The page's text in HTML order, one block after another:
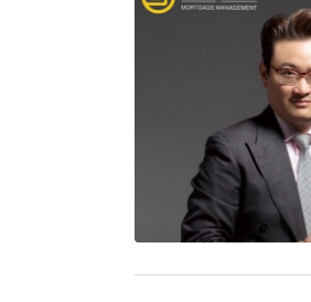
认为2018年澳洲经济
稳定在0.75-0.8区间内
长，本土经济成功转
史教授认为2018年比
官Peter Nathan先生在
得成功的问题。 说起
知道a2在中国市场上
集团确保在中国市场
精。在渠道方面，a2
群在内的中国消费者
之处之一。他也幽默地